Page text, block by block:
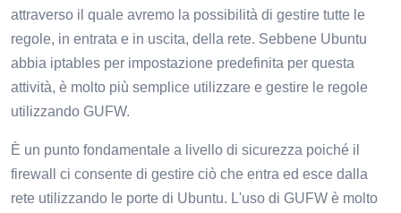
attraverso il quale avremo la possibilità di gestire tutte le
regole, in entrata e in uscita, della rete. Sebbene Ubuntu
abbia iptables per impostazione predefinita per questa
attività, è molto più semplice utilizzare e gestire le regole
utilizzando GUFW.
È un punto fondamentale a livello di sicurezza poiché il
firewall ci consente di gestire ciò che entra ed esce dalla
rete utilizzando le porte di Ubuntu. L'uso di GUFW è molto